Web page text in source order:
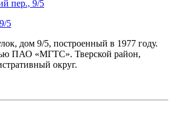
5
дом 9/5, построенный в 1977 году.
ПАО «МГТС». Тверской район,
округ.